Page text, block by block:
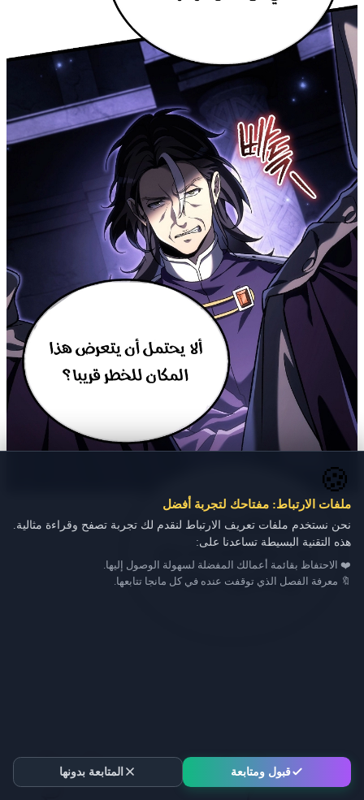
🍪
ملفات الارتباط: مفتاحك لتجربة أفضل
نحن نستخدم ملفات تعريف الارتباط لنقدم لك تجربة تصفح وقراءة مثالية.
هذه التقنية البسيطة تساعدنا على:
❤️ الاحتفاظ بقائمة أعمالك المفضلة لسهولة الوصول إليها.
🔖 معرفة الفصل الذي توقفت عنده في كل مانجا تتابعها.
قبول ومتابعة المتابعة بدونها